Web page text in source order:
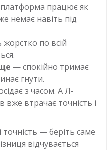
працює як
немає навіть під
по всій
— спокійно тримає
гнути.
з часом. А Л-
вже втрачає точність і
точність — беріть саме
відчувається